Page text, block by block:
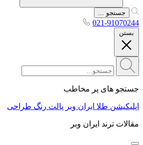
جستجو ...
021-91070244
بستن
جستجو های پر مخاطب
اپلیکیشن طلا ایران وبر پالت رنگ طراحی
مقالات ترند ایران وبر